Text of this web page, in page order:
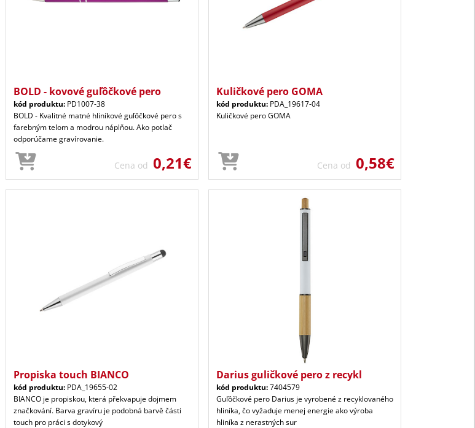
BOLD - kovové guľôčkové pero
kód produktu: PD1007-38
BOLD - Kvalitné matné hliníkové guľôčkové pero s
farebným telom a modrou náplňou. Ako potlač
odporúčame gravírovanie.
Cena od 0,21€
Kuličkové pero GOMA
kód produktu: PDA_19617-04
Kuličkové pero GOMA
Cena od 0,58€
Propiska touch BIANCO
kód produktu: PDA_19655-02
BIANCO je propiskou, která překvapuje dojmem
značkování. Barva gravíru je podobná barvě části
touch pro práci s dotykový
Darius guličkové pero z recykl
kód produktu:7404579
Guľôčkové pero Darius je vyrobené z recyklovaného
hliníka, čo vyžaduje menej energie ako výroba
hliníka z nerastných sur